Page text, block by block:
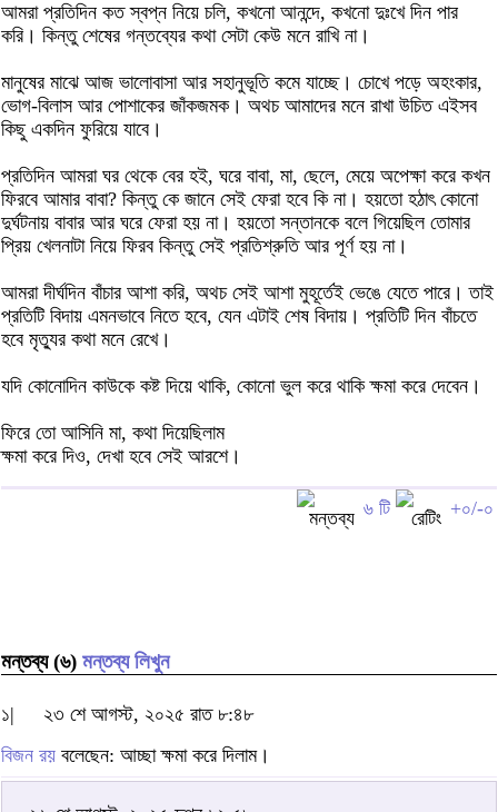
আমরা প্রতিদিন কত স্বপ্ন নিয়ে চলি, কখনো আনন্দে, কখনো দুঃখে দিন পার
করি। কিন্তু শেষের গন্তব্যের কথা সেটা কেউ মনে রাখি না।
মানুষের মাঝে আজ ভালোবাসা আর সহানুভূতি কমে যাচ্ছে। চোখে পড়ে অহংকার,
ভোগ-বিলাস আর পোশাকের জাঁকজমক। অথচ আমাদের মনে রাখা উচিত এইসব
কিছু একদিন ফুরিয়ে যাবে।
প্রতিদিন আমরা ঘর থেকে বের হই, ঘরে বাবা, মা, ছেলে, মেয়ে অপেক্ষা করে কখন
ফিরবে আমার বাবা? কিন্তু কে জানে সেই ফেরা হবে কি না। হয়তো হঠাৎ কোনো
দুর্ঘটনায় বাবার আর ঘরে ফেরা হয় না। হয়তো সন্তানকে বলে গিয়েছিল তোমার
প্রিয় খেলনাটা নিয়ে ফিরব কিন্তু সেই প্রতিশ্রুতি আর পূর্ণ হয় না।
আমরা দীর্ঘদিন বাঁচার আশা করি, অথচ সেই আশা মুহূর্তেই ভেঙে যেতে পারে। তাই
প্রতিটি বিদায় এমনভাবে নিতে হবে, যেন এটাই শেষ বিদায়। প্রতিটি দিন বাঁচতে
হবে মৃত্যুর কথা মনে রেখে।
যদি কোনোদিন কাউকে কষ্ট দিয়ে থাকি, কোনো ভুল করে থাকি ক্ষমা করে দেবেন।
ফিরে তো আসিনি মা, কথা দিয়েছিলাম
ক্ষমা করে দিও, দেখা হবে সেই আরশে।
৬ টি +০/-০
মন্তব্য (৬) মন্তব্য লিখুন
১|
২৩ শে আগস্ট, ২০২৫ রাত ৮:৪৮
বিজন রয় বলেছেন: আচ্ছা ক্ষমা করে দিলাম।